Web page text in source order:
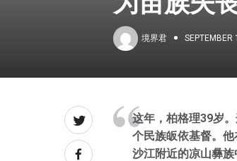
境界君 SEPTEMBER
这年，柏格理39岁
个民族皈依基督。他
沙江附近的凉山彝